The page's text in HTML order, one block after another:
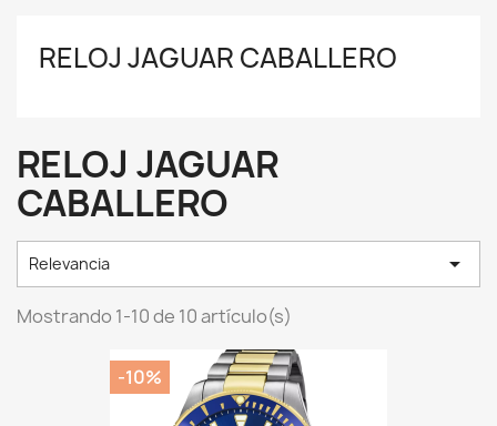
RELOJ JAGUAR CABALLERO
RELOJ JAGUAR
CABALLERO
Relevancia 
Mostrando 1-10 de 10 artículo(s)
-10%